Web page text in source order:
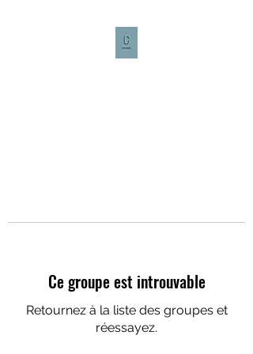
Ce groupe est introuvable
Retournez à la liste des groupes et
réessayez.